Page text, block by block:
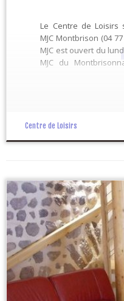
Le Centre de Loisirs
MJC Montbrison (04
MJC est ouvert du
MJC du
Centre de Loisirs